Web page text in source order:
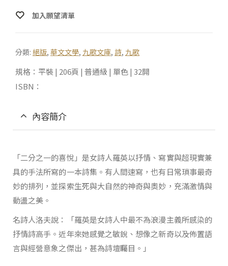
加入願望清單
分類: 絕版, 華文文學, 九歌文庫, 詩, 九歌
規格：平裝 | 206頁 | 普通級 | 單色 | 32開
ISBN：
內容簡介
「二分之一的喜悅」是女詩人羅英以抒情、寫實與超現實兼
具的手法所寫的一本詩集。有人間速寫，也有日常瑣事最奇
妙的排列，並探索生死與大自然的神奇與奧妙，充滿激情與
動盪之美。
名詩人洛夫說：「羅英是女詩人中最不為浪漫主義所感染的
抒情詩高手。近年來她感覺之敏銳、想像之新奇以及佈置語
言與經營意象之傑出，甚為詩壇矚目。」